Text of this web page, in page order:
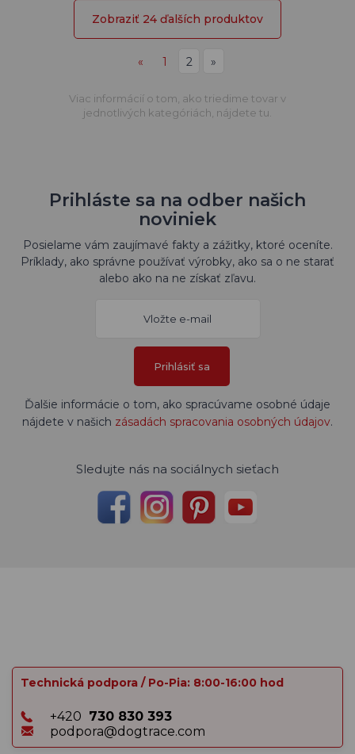
Zobraziť 24 ďalších produktov
« 1 2 »
Viac informácií o tom, ako triedime tovar v
jednotlivých kategóriách, nájdete tu.
Prihláste sa na odber našich
noviniek
Posielame vám zaujímavé fakty a zážitky, ktoré oceníte.
Príklady, ako správne používať výrobky, ako sa o ne starať
alebo ako na ne získať zľavu.
Prihlásiť sa
Ďalšie informácie o tom, ako spracúvame osobné údaje
nájdete v našich zásadách spracovania osobných údajov.
Sledujte nás na sociálnych sieťach
Technická podpora / Po-Pia: 8:00-16:00 hod
+420 730 830 393
podpora@dogtrace.com